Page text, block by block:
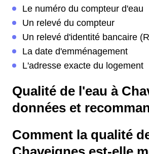
Le numéro du compteur d'eau
Un relevé du compteur
Un relevé d'identité bancaire
La date d'emménagement
L'adresse exacte du logement
Qualité de l'eau à
données et
Comment la qualité